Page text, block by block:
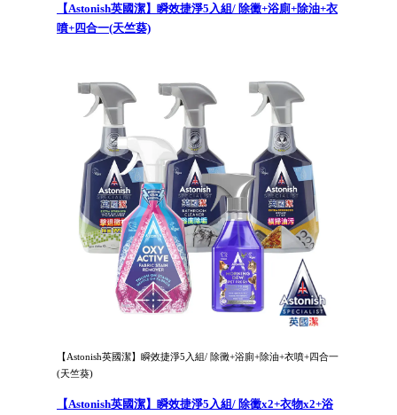
【Astonish英國潔】瞬效捷淨5入組/ 除黴+浴廁+除油+衣
噴+四合一(天竺葵)
【Astonish英國潔】瞬效捷淨5入組/ 除黴+浴廁+除油+衣噴+四合一
(天竺葵)
【Astonish英國潔】瞬效捷淨5入組/ 除黴x2+衣物x2+浴